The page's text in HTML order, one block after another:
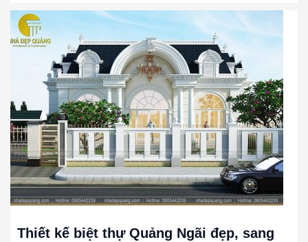
Thiết kế biệt thự Quảng Ngãi đẹp, sang
Thiết
kế
biệt
Quảng
Ngãi
đẹp,
sang
trọng
|
Nhà
Đẹp
Quảng